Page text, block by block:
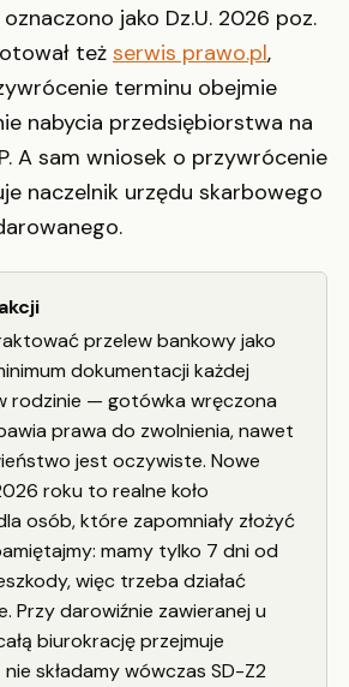
jako Dz.U. 2026 poz.
też serwis prawo.pl,
terminu obejmie
nabycia przedsiębiorstwa na
A sam wniosek o przywrócenie
naczelnik urzędu skarbowego
przelew bankowy jako
dokumentacji każdej
rodzinie — gotówka wręczona
prawa do zwolnienia, nawet
jest oczywiste. Nowe
roku to realne koło
osób, które zapomniały złożyć
mamy tylko 7 dni od
więc trzeba działać
Przy darowiźnie zawieranej u
biurokrację przejmuje
składamy wówczas SD-Z2